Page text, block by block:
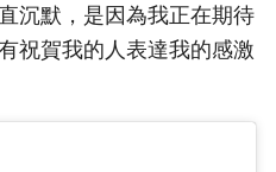
沉默，是因為我正在期待
祝賀我的人表達我的感激